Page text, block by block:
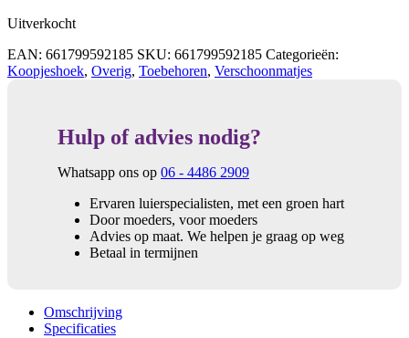
Uitverkocht
EAN: 661799592185 SKU: 661799592185 Categorieën:
Koopjeshoek, Overig, Toebehoren, Verschoonmatjes
Hulp of advies nodig?
Whatsapp ons op 06 - 4486 2909
Ervaren luierspecialisten, met een groen hart
Door moeders, voor moeders
Advies op maat. We helpen je graag op weg
Betaal in termijnen
Omschrijving
Specificaties